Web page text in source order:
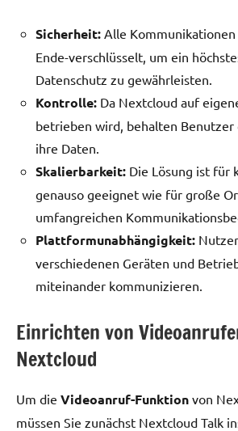
Sicherheit: Alle Kommunikationen
Ende-verschlüsselt, um ein
Datenschutz zu gewährleisten.
Kontrolle: Da Nextcloud auf
betrieben wird, behalten
ihre Daten.
Skalierbarkeit: Die Lösung ist für
genauso geeignet wie für große
umfangreichen
Plattformunabhängigkeit:
verschiedenen Geräten und
miteinander kommunizieren.
Einrichten von
Nextcloud
Um die Videoanruf-Funktion von
müssen Sie zunächst Nextcloud Talk